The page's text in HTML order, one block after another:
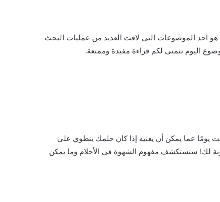
هو احد الموضوعات التى لاقت العديد من عمليات البحث
اليوم نتمنى لكم قراءة مفيدة وممتعة.
عما يمكن أن يعنيه إذا كان حلمك ينطوي على
لك! سنستكشف مفهوم الشهوة في الأحلام وما يمكن